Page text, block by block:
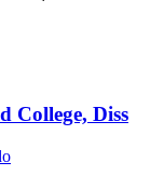
College, Diss